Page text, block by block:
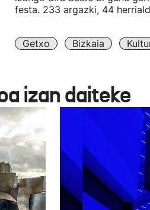
festa. 233 argazki, 44
Getxo Bizkaia
izan daiteke